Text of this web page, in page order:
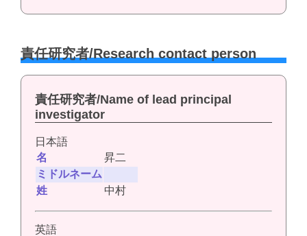
責任研究者/Research contact person
責任研究者/Name of lead principal
investigator
日本語
名
昇二
ミドルネーム
姓
中村
英語